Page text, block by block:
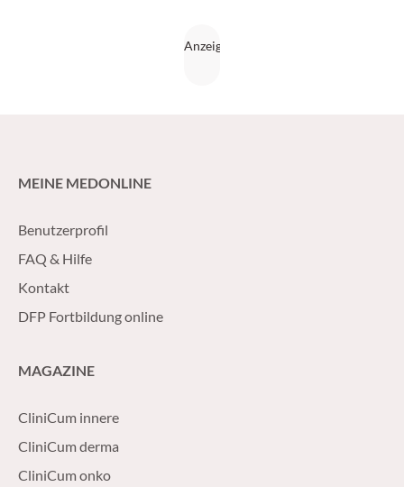
MEINE MEDONLINE
Benutzerprofil
FAQ & Hilfe
Kontakt
DFP Fortbildung online
MAGAZINE
CliniCum innere
CliniCum derma
CliniCum onko